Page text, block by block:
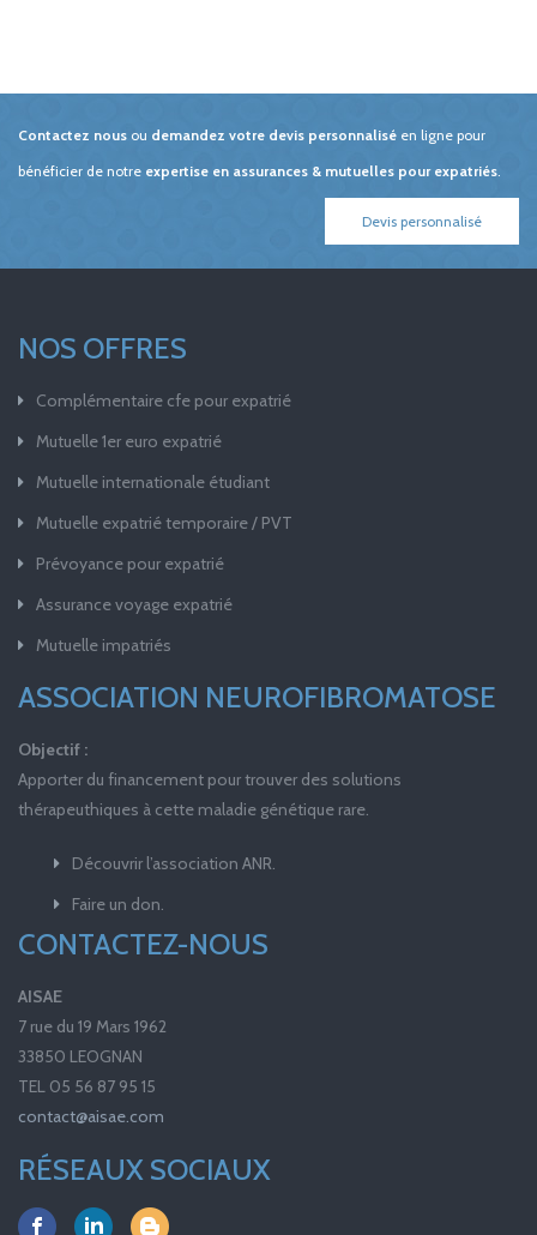
Contactez nous ou demandez votre devis personnalisé en ligne pour
bénéficier de notre expertise en assurances & mutuelles pour expatriés
Devis personnalisé
NOS OFFRES
Complémentaire cfe pour expatrié
Mutuelle 1er euro expatrié
Mutuelle internationale étudiant
Mutuelle expatrié temporaire / PVT
Prévoyance pour expatrié
Assurance voyage expatrié
Mutuelle impatriés
ASSOCIATION NEUROFIBROMATOSE
Objectif :
Apporter du financement pour trouver des solutions
thérapeuthiques à cette maladie génétique rare.
Découvrir l’association ANR.
Faire un don.
CONTACTEZ-NOUS
AISAE
7 rue du 19 Mars 1962
33850 LEOGNAN
TEL 05 56 87 95 15
contact@aisae.com
RÉSEAUX SOCIAUX